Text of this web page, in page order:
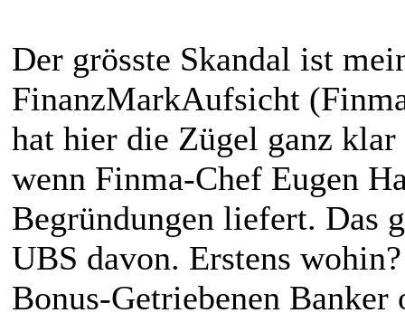
Der grösste Skandal ist
FinanzMarkAufsicht
hat hier die Zügel ganz
wenn Finma-Chef Eugen
Begründungen liefert. Das
UBS davon. Erstens
Bonus-Getriebenen